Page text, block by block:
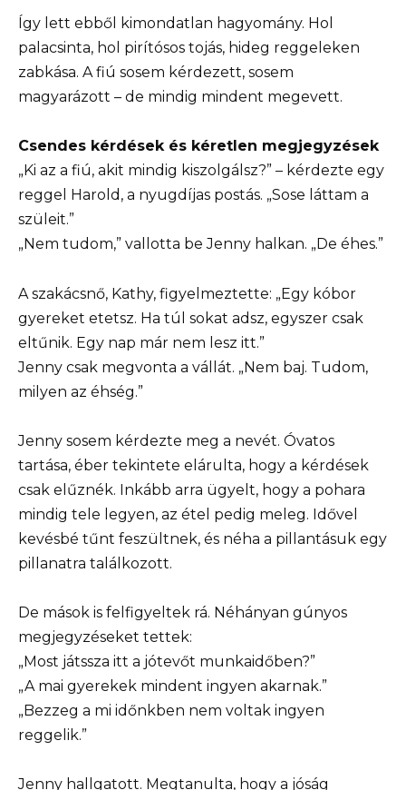
Így lett ebből kimondatlan hagyomány. Hol
palacsinta, hol pirítósos tojás, hideg reggeleken
zabkása. A fiú sosem kérdezett, sosem
magyarázott – de mindig mindent megevett.
Csendes kérdések és kéretlen megjegyzések
„Ki az a fiú, akit mindig kiszolgálsz?” – kérdezte egy
reggel Harold, a nyugdíjas postás. „Sose láttam a
szüleit.”
„Nem tudom,” vallotta be Jenny halkan. „De éhes.”
A szakácsnő, Kathy, figyelmeztette: „Egy kóbor
gyereket etetsz. Ha túl sokat adsz, egyszer csak
eltűnik. Egy nap már nem lesz itt.”
Jenny csak megvonta a vállát. „Nem baj. Tudom,
milyen az éhség.”
Jenny sosem kérdezte meg a nevét. Óvatos
tartása, éber tekintete elárulta, hogy a kérdések
csak elűznék. Inkább arra ügyelt, hogy a pohara
mindig tele legyen, az étel pedig meleg. Idővel
kevésbé tűnt feszültnek, és néha a pillantásuk egy
pillanatra találkozott.
De mások is felfigyeltek rá. Néhányan gúnyos
megjegyzéseket tettek:
„Most játssza itt a jótevőt munkaidőben?”
„A mai gyerekek mindent ingyen akarnak.”
„Bezzeg a mi időnkben nem voltak ingyen
reggelik.”
Jenny hallgatott. Megtanulta, hogy a jóság